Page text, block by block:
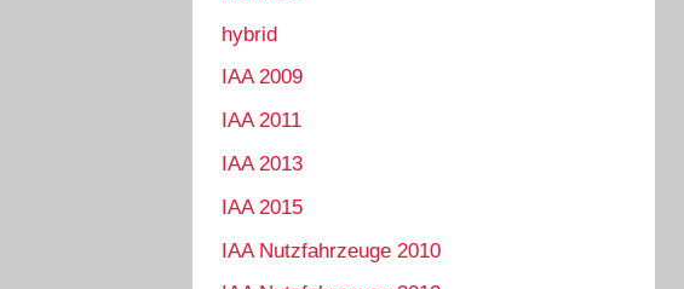
hybrid
IAA 2009
IAA 2011
IAA 2013
IAA 2015
IAA Nutzfahrzeuge 2010